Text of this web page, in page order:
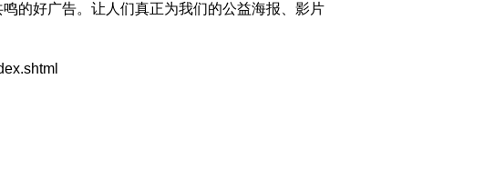
的好广告。让人们真正为我们的公益海报、影片